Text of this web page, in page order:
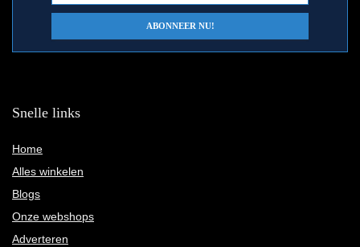
Snelle links
Home
Alles winkelen
Blogs
Onze webshops
Adverteren